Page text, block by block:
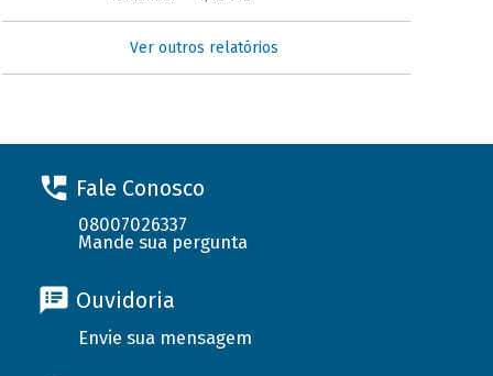
Ver outros relatórios
Fale Conosco
08007026337
Mande sua pergunta
Ouvidoria
Envie sua mensagem